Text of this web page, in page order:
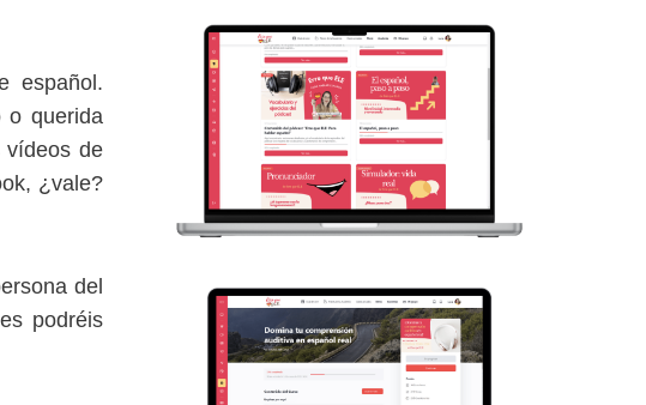
español.
o querida
vídeos de
¿vale?
del
podréis